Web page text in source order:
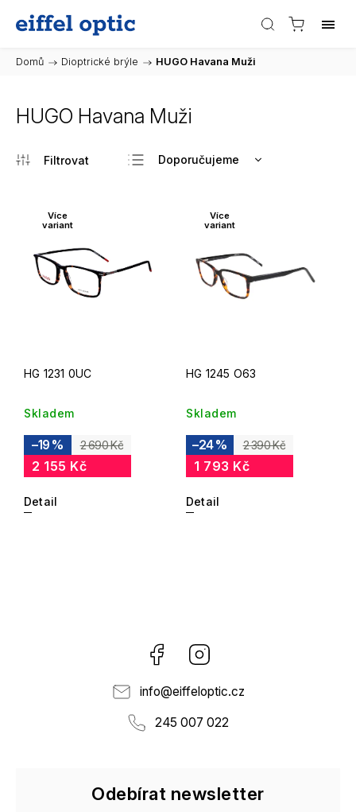
Domů / Dioptrické brýle / HUGO Havana Muži
HUGO Havana Muži
Doporučujeme
Nejdražší
Abecedně
Více
variant
HG 1231 0UC
Skladem
2 690 Kč
–19 %
2 155 Kč
Detail
Více
variant
HG 1245 O63
Skladem
2 390 Kč
–24 %
1 793 Kč
Detail
Facebook
info@eiffeloptic.cz
245 007 022
Odebírat newsletter